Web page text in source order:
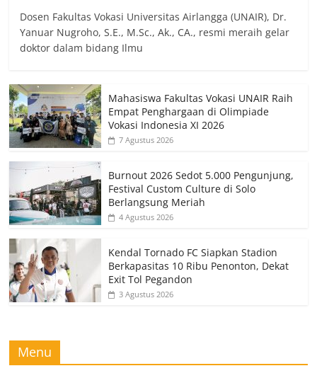
Dosen Fakultas Vokasi Universitas Airlangga (UNAIR), Dr.
Yanuar Nugroho, S.E., M.Sc., Ak., CA., resmi meraih gelar
doktor dalam bidang Ilmu
Mahasiswa Fakultas Vokasi UNAIR Raih
Empat Penghargaan di Olimpiade
Vokasi Indonesia XI 2026
7 Agustus 2026
Burnout 2026 Sedot 5.000 Pengunjung,
Festival Custom Culture di Solo
Berlangsung Meriah
4 Agustus 2026
Kendal Tornado FC Siapkan Stadion
Berkapasitas 10 Ribu Penonton, Dekat
Exit Tol Pegandon
3 Agustus 2026
Menu